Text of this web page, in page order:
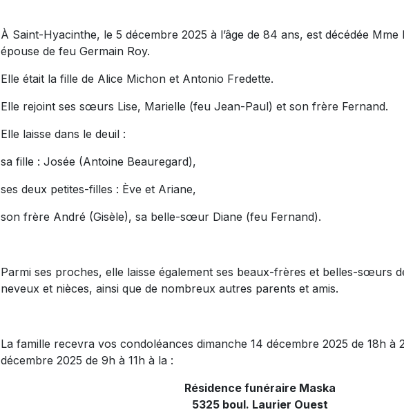
À Saint-Hyacinthe, le 5 décembre 2025 à l’âge de 84 ans, est décédée Mme
épouse de feu Germain Roy.
Elle était la fille de Alice Michon et Antonio Fredette.
Elle rejoint ses sœurs Lise, Marielle (feu Jean-Paul) et son frère Fernand.
Elle laisse dans le deuil :
sa fille : Josée (Antoine Beauregard),
ses deux petites-filles : Ève et Ariane,
son frère André (Gisèle), sa belle-sœur Diane (feu Fernand).
Parmi ses proches, elle laisse également ses beaux-frères et belles-sœurs
neveux et nièces, ainsi que de nombreux autres parents et amis.
La famille recevra vos condoléances dimanche 14 décembre 2025 de 18h à
décembre 2025 de 9h à 11h à la :
Résidence funéraire Maska
5325 boul. Laurier Ouest